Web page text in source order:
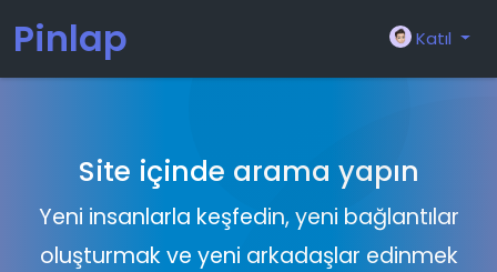
Pinlap Katıl
Site içinde arama yapın
Yeni insanlarla keşfedin, yeni bağlantılar
oluşturmak ve yeni arkadaşlar edinmek